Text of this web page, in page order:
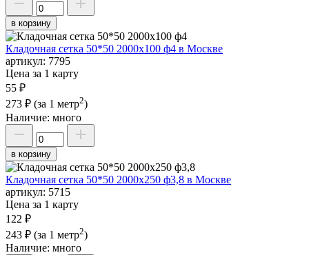
в корзину
Кладочная сетка 50*50 2000х100 ф4 в Москве
артикул: 7795
Цена за 1 карту
55 ₽
273 ₽ (за 1 метр2)
Наличие: много
в корзину
Кладочная сетка 50*50 2000х250 ф3,8 в Москве
артикул: 5715
Цена за 1 карту
122 ₽
243 ₽ (за 1 метр2)
Наличие: много